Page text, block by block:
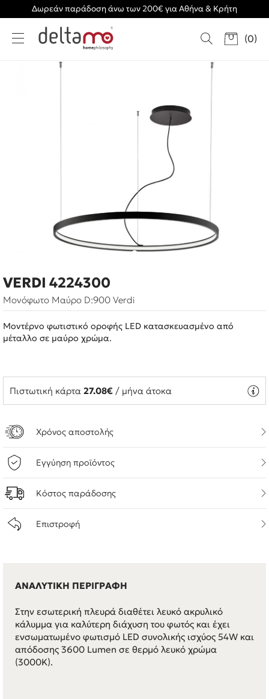
Δωρεάν παράδοση άνω των 200€ για Αθήνα & Κρήτη
(0)
VERDI 4224300
Μονόφωτο Μαύρο D:900 Verdi
Μοντέρνο φωτιστικό οροφής LED κατασκευασμένο από
μέταλλο σε μαύρο χρώμα.
Πιστωτική κάρτα 27.08€ / μήνα άτοκα
Χρόνος αποστολής
Εγγύηση προϊόντος
Κόστος παράδοσης
Επιστροφή
ΑΝΑΛΥΤΙΚΗ ΠΕΡΙΓΡΑΦΗ
Στην εσωτερική πλευρά διαθέτει λευκό ακρυλικό
κάλυμμα για καλύτερη διάχυση του φωτός και έχει
ενσωματωμένο φωτισμό LED συνολικής ισχύος 54W και
απόδοσης 3600 Lumen σε θερμό λευκό χρώμα
(3000K).